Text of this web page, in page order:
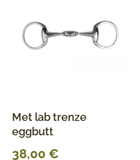
Met lab trenze
eggbutt
38,00 €